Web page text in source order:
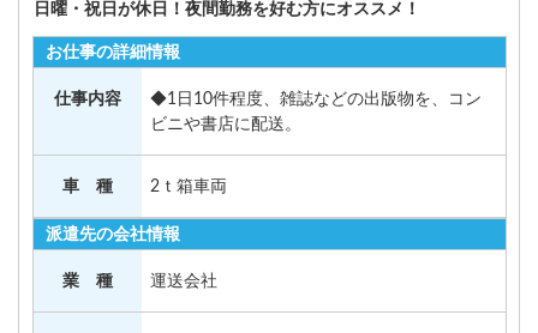
日曜・祝日が休日！夜間勤務を好む方にオススメ！
お仕事の詳細情報
仕事内容
◆1日10件程度、雑誌などの出版物を、コン
ビニや書店に配送。
車 種 2ｔ箱車両
派遣先の会社情報
業 種 運送会社